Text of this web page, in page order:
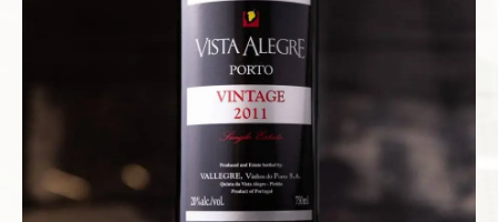
Итальянские вина
Французские вина
Испанские вина
Пиво